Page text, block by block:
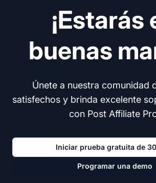
¡Estarás
buenas
Únete a nuestra comunidad
satisfechos y brinda excelente
con Post Affiliate
Iniciar prueba gratuita de
Programar una demo